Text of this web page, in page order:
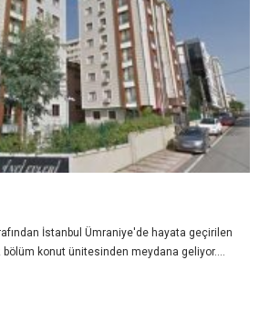
İstanbul Ümraniye'de hayata geçirilen
bölüm konut ünitesinden meydana geliyor....